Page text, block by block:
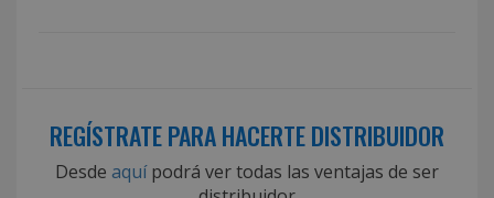
REGÍSTRATE PARA HACERTE DISTRIBUIDOR
Desde aquípodrá ver todas las ventajas de ser